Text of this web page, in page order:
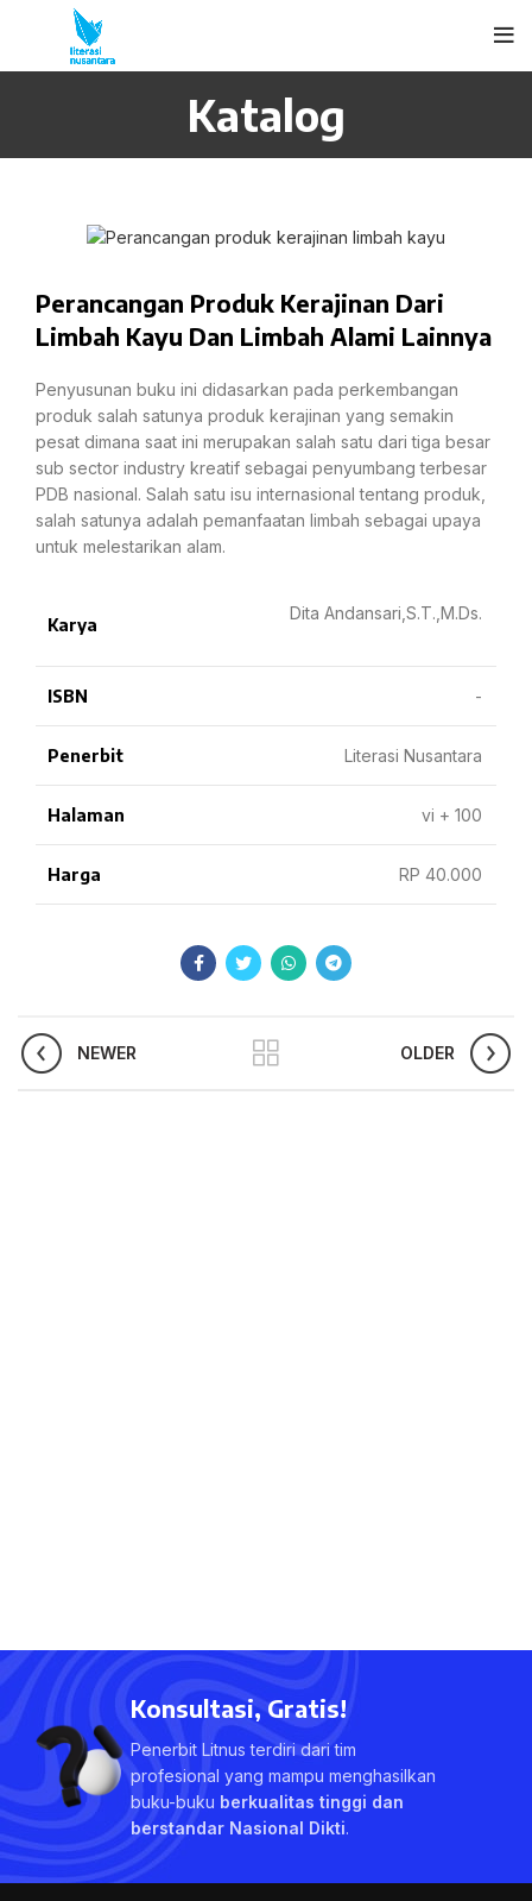
Katalog
Perancangan Produk Kerajinan Dari
Limbah Kayu Dan Limbah Alami Lainnya
Penyusunan buku ini didasarkan pada perkembangan
produk salah satunya produk kerajinan yang semakin
pesat dimana saat ini merupakan salah satu dari tiga besar
sub sector industry kreatif sebagai penyumbang terbesar
PDB nasional. Salah satu isu internasional tentang produk,
salah satunya adalah pemanfaatan limbah sebagai upaya
untuk melestarikan alam.
Karya
Dita Andansari,S.T.,M.Ds.
ISBN -
Penerbit Literasi Nusantara
Halaman vi + 100
Harga RP 40.000
NEWER OLDER
Konsultasi, Gratis!
Penerbit Litnus terdiri dari tim
profesional yang mampu menghasilkan
buku-buku berkualitas tinggi dan
berstandar Nasional Dikti.